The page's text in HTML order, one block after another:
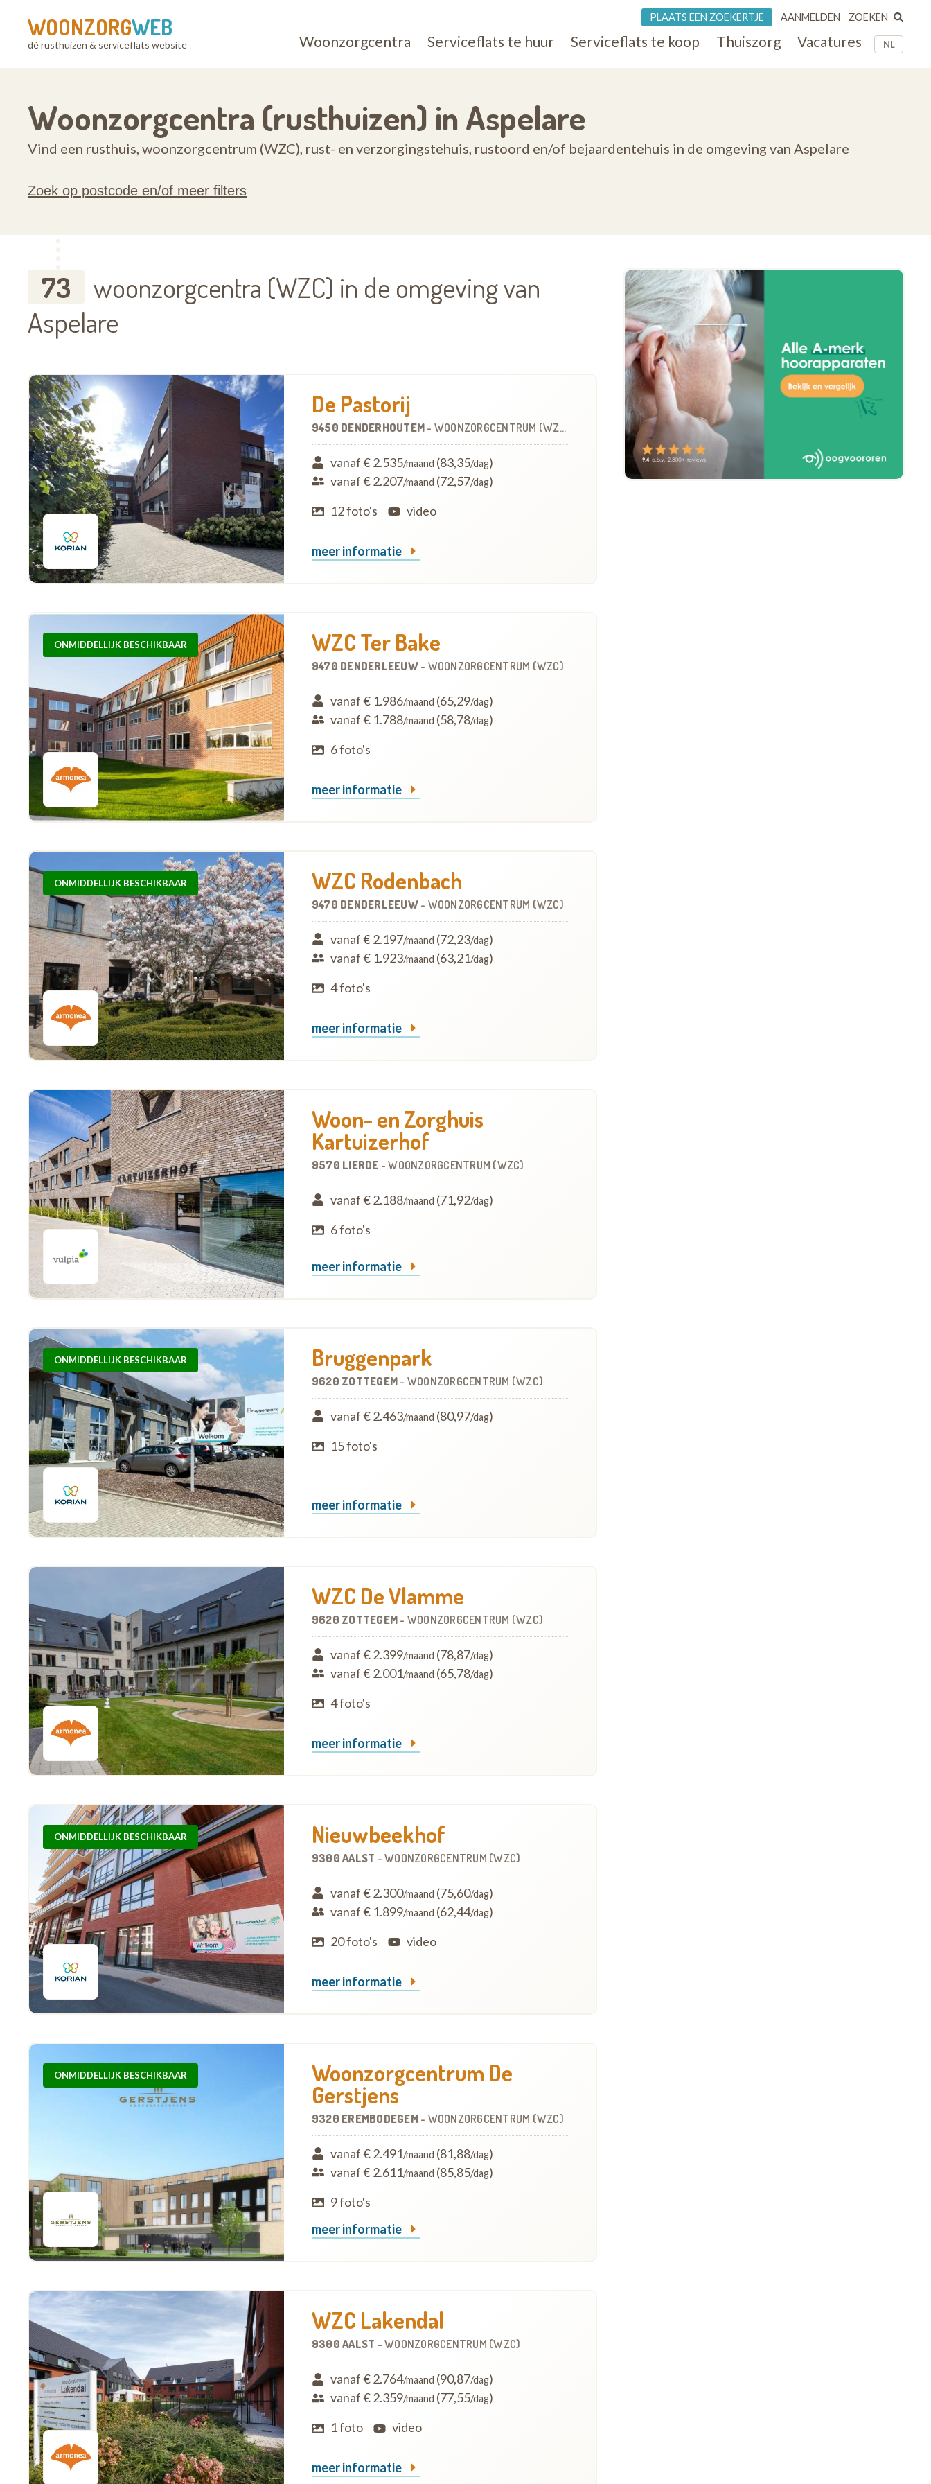
WOONZORGWEB
dé rusthuizen & serviceflats website NL
Woonzorgcentra Serviceflats te huur Serviceflats te koop Thuiszorg Vacatures
PLAATS EEN ZOEKERTJE AANMELDEN ZOEKEN
Woonzorgcentra (rusthuizen) in Aspelare
Vind een rusthuis, woonzorgcentrum (WZC), rust- en verzorgingstehuis, rustoord en/of bejaardentehuis in de omgeving van Aspelare
Zoek op postcode en/of meer filters
73
woonzorgcentra (WZC) in de omgeving van
Aspelare
De Pastorij
9450 DENDERHOUTEM - WOONZORGCENTRUM (WZC)
vanaf € 2.535/maand (83,35/dag)
vanaf € 2.207/maand (72,57/dag)
12 foto's
video
meer informatie
ONMIDDELLIJK BESCHIKBAAR WZC Ter Bake
9470 DENDERLEEUW - WOONZORGCENTRUM (WZC)
vanaf € 1.986/maand (65,29/dag)
vanaf € 1.788/maand (58,78/dag)
6 foto's
meer informatie
ONMIDDELLIJK BESCHIKBAAR WZC Rodenbach
9470 DENDERLEEUW - WOONZORGCENTRUM (WZC)
vanaf € 2.197/maand (72,23/dag)
vanaf € 1.923/maand (63,21/dag)
4 foto's
meer informatie
Woon- en Zorghuis
Kartuizerhof
9570 LIERDE -WOONZORGCENTRUM (WZC)
vanaf € 2.188/maand (71,92/dag)
6 foto's
meer informatie
ONMIDDELLIJK BESCHIKBAAR Bruggenpark
9620 ZOTTEGEM - WOONZORGCENTRUM (WZC)
vanaf € 2.463/maand (80,97/dag)
15 foto's
meer informatie
WZC De Vlamme
9620 ZOTTEGEM - WOONZORGCENTRUM (WZC)
vanaf € 2.399/maand (78,87/dag)
vanaf € 2.001/maand (65,78/dag)
4 foto's
meer informatie
ONMIDDELLIJK BESCHIKBAAR Nieuwbeekhof
9300 AALST -WOONZORGCENTRUM (WZC)
vanaf € 2.300/maand (75,60/dag)
vanaf € 1.899/maand (62,44/dag)
20 foto's
video
meer informatie
ONMIDDELLIJK BESCHIKBAAR Woonzorgcentrum De
Gerstjens
9320 EREMBODEGEM - WOONZORGCENTRUM (WZC)
vanaf € 2.491/maand (81,88/dag)
vanaf € 2.611/maand (85,85/dag)
9 foto's
meer informatie
WZC Lakendal
9300 AALST -WOONZORGCENTRUM (WZC)
vanaf € 2.764/maand (90,87/dag)
vanaf € 2.359/maand (77,55/dag)
1 foto
video
meer informatie